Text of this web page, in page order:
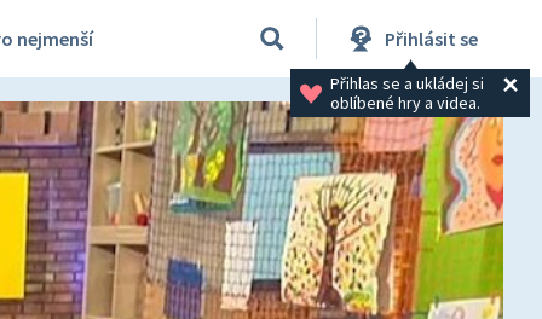
nejmenší Přihlásit se
Přihlas se a ukládej si
oblíbené hry a videa.